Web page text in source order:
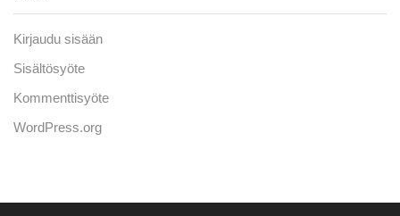
Kirjaudu sisään
Sisältösyöte
Kommenttisyöte
WordPress.org